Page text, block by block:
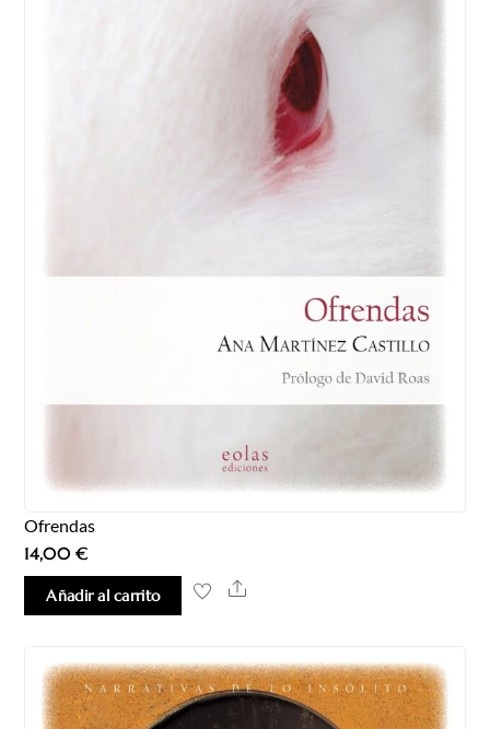
Ofrendas
14,00€
Añadir al carrito Share